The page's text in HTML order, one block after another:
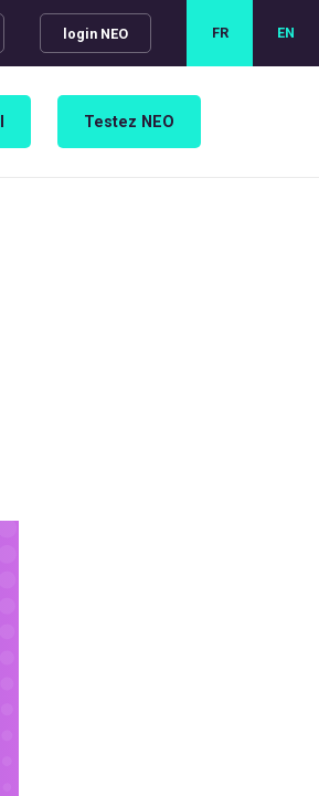
login NEO FR EN
Testez NEO